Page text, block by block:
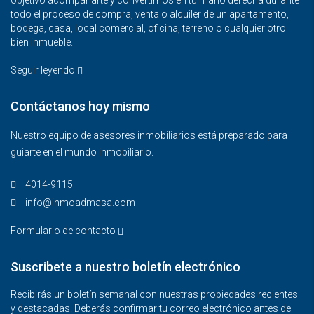
todo el proceso de compra, venta o alquiler de un apartamento,
bodega, casa, local comercial, oficina, terreno o cualquier otro
bien inmueble.
Seguir leyendo
Contáctanos hoy mismo
Nuestro equipo de asesores inmobiliarios está preparado para
guiarte en el mundo inmobiliario.
4014-9115‬
info@inmoadmasa.com
Formulario de contacto
Suscribete a nuestro boletín electrónico
Recibirás un boletín semanal con nuestras propiedades recientes
y destacadas. Deberás confirmar tu correo electrónico antes de